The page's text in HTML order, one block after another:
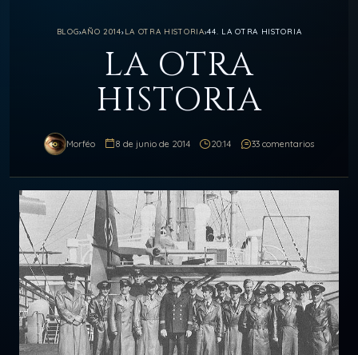
BLOG›AÑO 2014› LA OTRA HISTORIA›44. LA OTRA HISTORIA
LA OTRA
HISTORIA
Morféo 8 de junio de 2014 20:14 33 comentarios